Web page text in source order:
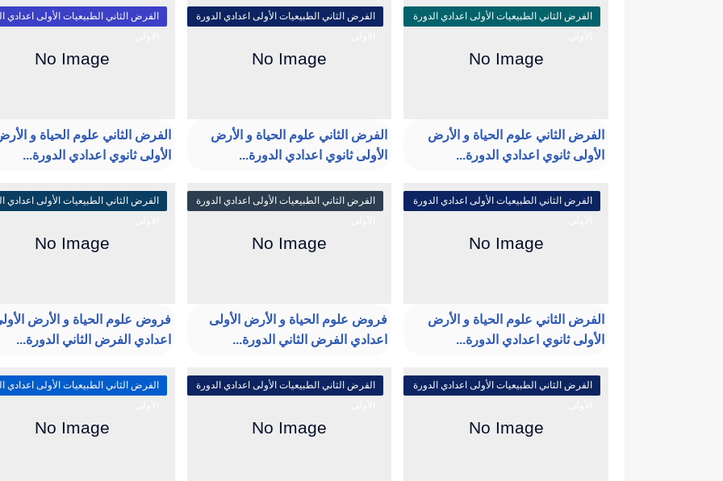
الفرض الثاني الطبيعيات الأولى اعدادي الدورة
الفرض الثاني علوم الحياة و الأرض
الأولى ثانوي اعدادي الدورة...
الفرض الثاني الطبيعيات الأولى اعدادي الدورة
الفرض الثاني علوم الحياة و الأرض
الأولى ثانوي اعدادي الدورة...
الفرض الثاني الطبيعيات الأولى اعدادي
الفرض الثاني علوم الحياة و
الأولى ثانوي اعدادي الدورة...
الفرض الثاني الطبيعيات الأولى اعدادي الدورة
الفرض الثاني علوم الحياة و الأرض
الأولى ثانوي اعدادي الدورة...
الفرض الثاني الطبيعيات الأولى اعدادي الدورة
فروض علوم الحياة و الأرض الأولى
اعدادي الفرض الثاني الدورة...
الفرض الثاني الطبيعيات الأولى اعدادي
فروض علوم الحياة و الأرض
اعدادي الفرض الثاني الدورة...
الفرض الثاني الطبيعيات الأولى اعدادي الدورة
الفرض الثاني الطبيعيات الأولى اعدادي الدورة
الفرض الثاني الطبيعيات الأولى اعدادي